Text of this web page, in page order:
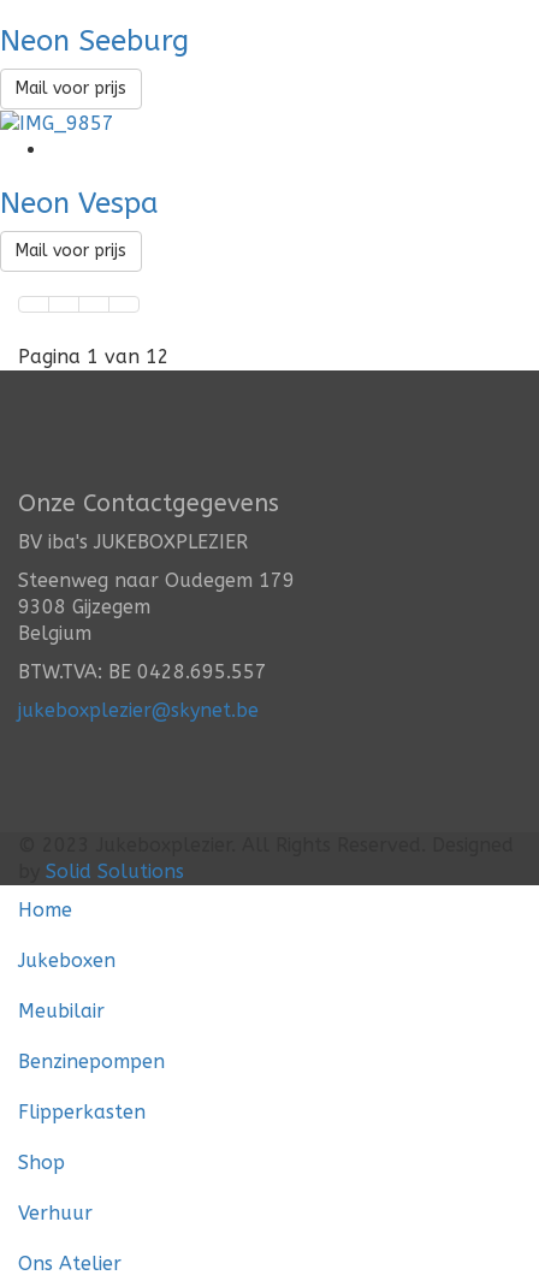
Neon Seeburg
Mail voor prijs
Neon Vespa
Mail voor prijs
Pagina 1 van 12
Onze Contactgegevens
BV iba's JUKEBOXPLEZIER
Steenweg naar Oudegem 179
9308 Gijzegem
Belgium
BTW.TVA: BE 0428.695.557
jukeboxplezier@skynet.be
Solid Solutions
Home
Jukeboxen
Meubilair
Benzinepompen
Flipperkasten
Shop
Verhuur
Ons Atelier